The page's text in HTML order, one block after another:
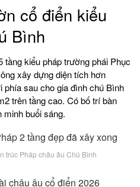
cổ điển kiểu
Bình
kiểu pháp trường phái Phục
xây dựng diện tích hơn
phía sau cho gia đình chú Bình
trên tầng cao. Có bố trí bàn
minh buổi sáng.
trúc Pháp châu âu Chú Bình